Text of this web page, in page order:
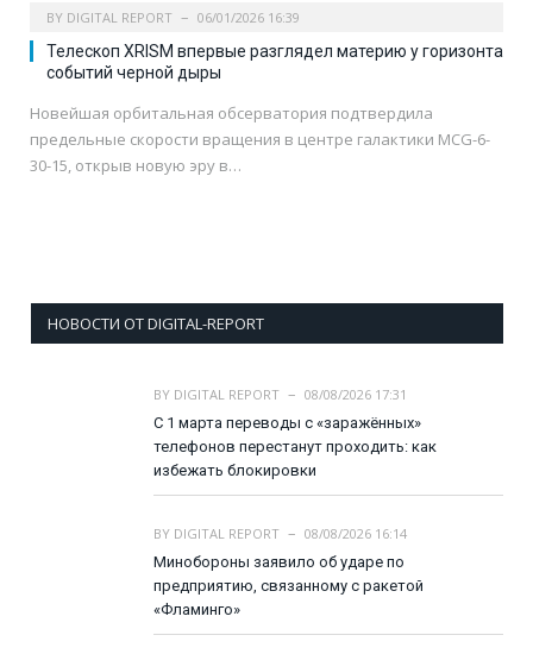
BY DIGITAL REPORT 06/01/2026 16:39
Телескоп XRISM впервые разглядел материю у горизонта
событий черной дыры
Новейшая орбитальная обсерватория подтвердила
предельные скорости вращения в центре галактики MCG-6-
30-15, открыв новую эру в…
НОВОСТИ ОТ DIGITAL-REPORT
BY DIGITAL REPORT
08/08/2026 17:31
С 1 марта переводы с «заражённых»
телефонов перестанут проходить: как
избежать блокировки
BY DIGITAL REPORT
08/08/2026 16:14
Минобороны заявило об ударе по
предприятию, связанному с ракетой
«Фламинго»